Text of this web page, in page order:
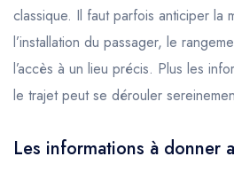
classique. Il faut parfois anticiper la
l’installation du passager, le
l’accès à un lieu précis. Plus les
le trajet peut se dérouler
Les informations à donner